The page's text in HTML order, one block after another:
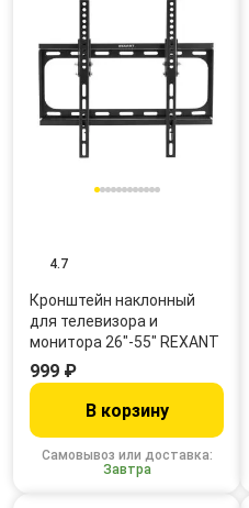
4.7
Кронштейн наклонный
для телевизора и
монитора 26"-55" REXANT
Самовывоз или доставка:
Завтра
999 ₽
В корзину